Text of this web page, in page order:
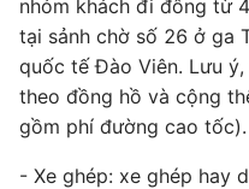
nhóm khách đi đông từ
tại sảnh chờ số 26 ở ga
quốc tế Đào Viên. Lưu
theo đồng hồ và cộng
gồm phí đường cao tốc).
- Xe ghép: xe ghép hay